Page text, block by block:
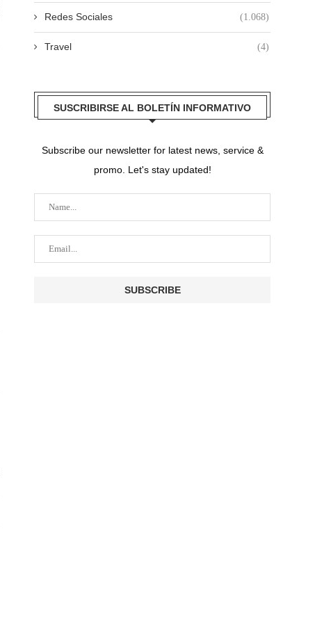
TRAS AGREDIR A UN AGENTE...
POLICÍA...
Redes Sociales (1.068)
Travel (4)
SUSCRIBIRSE AL BOLETÍN INFORMATIVO
Subscribe our newsletter for latest news, service &
promo. Let's stay updated!